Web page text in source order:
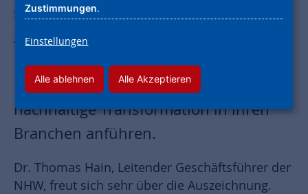
sind wir das erste Unternehmen, das in
zwei Kategorien ausgezeichnet wird.
140 Juroren haben sich für
Unternehmen entschieden, die die
nachhaltige Transformation in ihren
Branchen anführen.
Dr. Thomas Hain, Leitender Geschäftsführer der
NHW, freut sich sehr über die Auszeichnung.
Zustimmungen.
Einstellungen
Alle ablehnen Alle Akzeptieren